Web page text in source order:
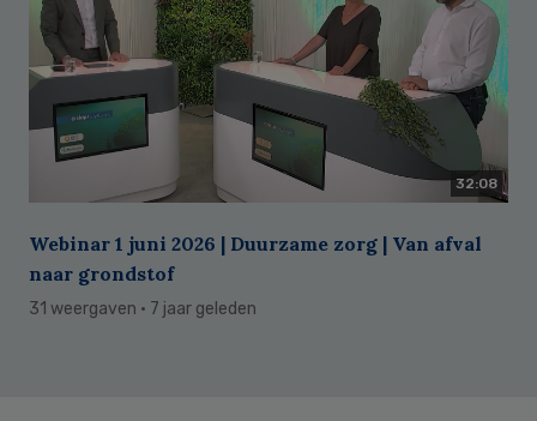
32:08
Webinar 1 juni 2026 | Duurzame zorg | Van afval
naar grondstof
31 weergaven · 7 jaar geleden